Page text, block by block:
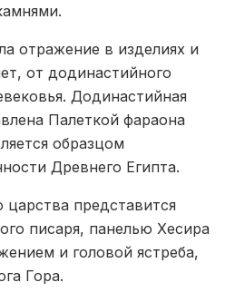
отражение в изделиях и
от додинастийного
Додинастийная
Палеткой фараона
образцом
Древнего Египта.
представится
писаря, панелью Хесира
и головой ястреба,
Гора.